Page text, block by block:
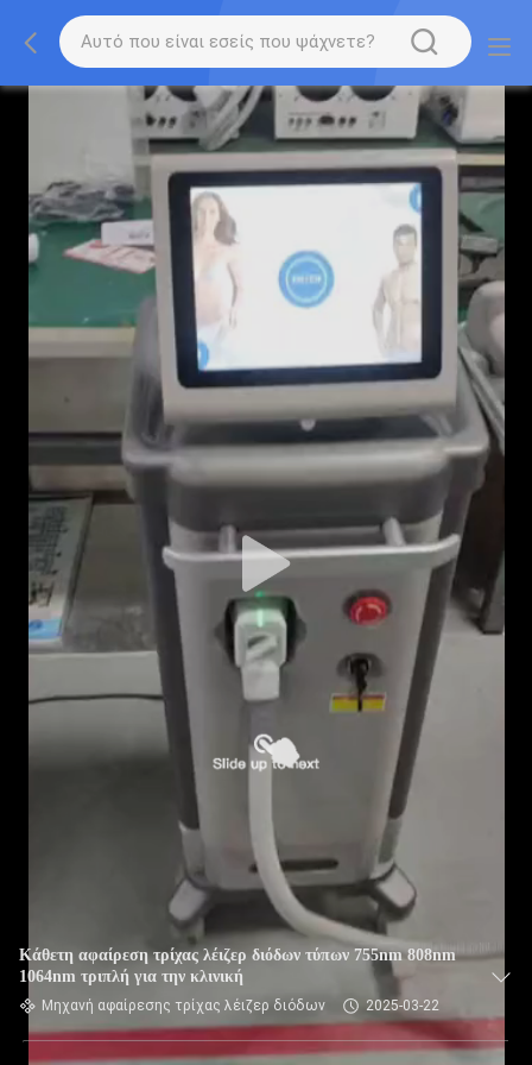
Κάθετη αφαίρεση τρίχας λέιζερ διόδων τύπων 755nm 808nm
1064nm τριπλή για την κλινική
Μηχανή αφαίρεσης τρίχας λέιζερ διόδων 2025-03-22